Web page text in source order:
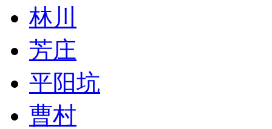
林川
芳庄
平阳坑
曹村